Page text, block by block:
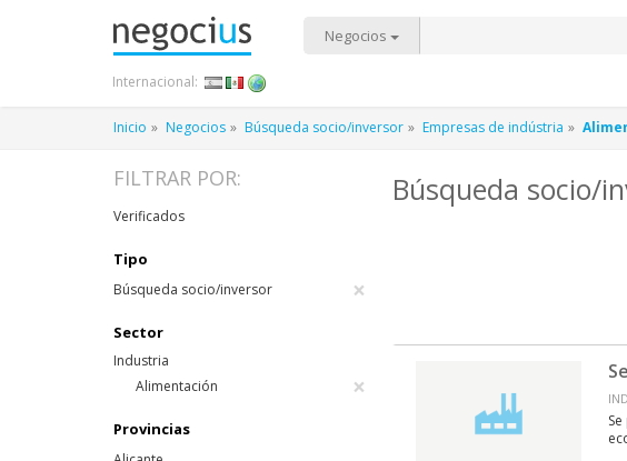
Negocios
Internacional:
Inicio Negocios Búsqueda socio/inversor Empresas de indústria
Búsqueda socio/
FILTRAR POR:
Verificados
Tipo
Búsqueda socio/inversor ×
Sector
Industria
Alimentación
×
Provincias